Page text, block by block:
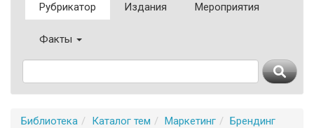
Рубрикатор Издания Мероприятия
Факты
Библиотека Каталог тем Маркетинг
Брендинг